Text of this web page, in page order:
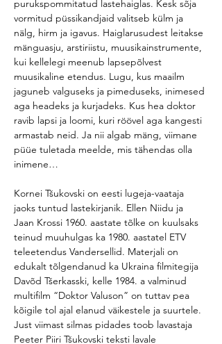
purukspommitatud lastehaiglas. Kesk sõja
vormitud püssikandjaid valitseb külm ja
nälg, hirm ja igavus. Haiglarusudest leitakse
mänguasju, arstiriistu, muusikainstrumente,
kui kellelegi meenub lapsepõlvest
muusikaline etendus. Lugu, kus maailm
jaguneb valguseks ja pimeduseks, inimesed
aga headeks ja kurjadeks. Kus hea doktor
ravib lapsi ja loomi, kuri röövel aga kangesti
armastab neid. Ja nii algab mäng, viimane
püüe tuletada meelde, mis tähendas olla
inimene…
Kornei Tšukovski on eesti lugeja-vaataja
jaoks tuntud lastekirjanik. Ellen Niidu ja
Jaan Krossi 1960. aastate tõlke on kuulsaks
teinud muuhulgas ka 1980. aastatel ETV
teleetendus Vandersellid. Materjali on
edukalt tõlgendanud ka Ukraina filmitegija
Davõd Tšerkasski, kelle 1984. a valminud
multifilm “Doktor Valuson” on tuttav pea
kõigile tol ajal elanud väikestele ja suurtele.
Just viimast silmas pidades toob lavastaja
Peeter Piiri Tšukovski teksti lavale